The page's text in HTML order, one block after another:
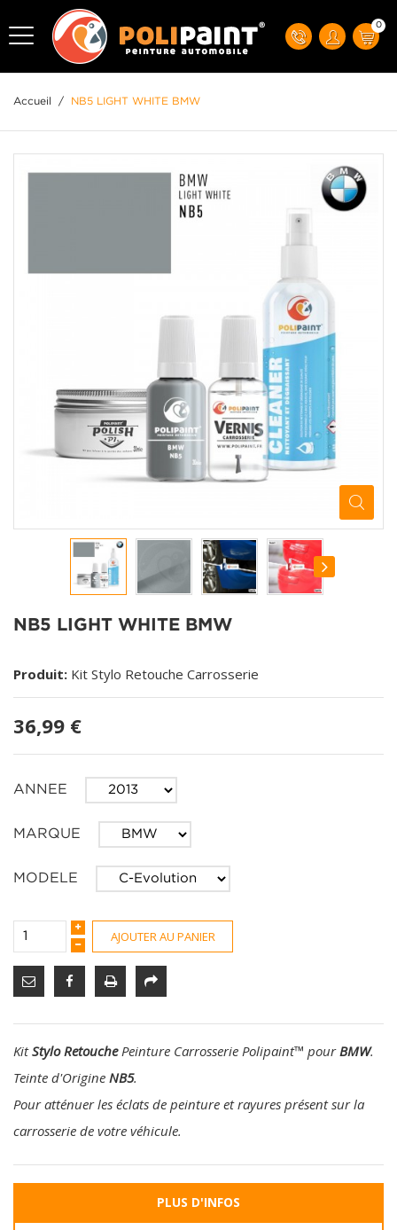
0
Accueil / NB5 LIGHT WHITE BMW
NB5 LIGHT WHITE BMW
Produit: Kit Stylo Retouche Carrosserie
36,99 €
ANNEE
MARQUE
MODELE
AJOUTER AU PANIER
KitStylo RetouchePeinture Carrosserie Polipaint™ pourBMW.
Teinte d'Origine NB5.
Pour atténuer les éclats de peinture et rayures présent sur la
carrosserie de votre véhicule.
PLUS D'INFOS